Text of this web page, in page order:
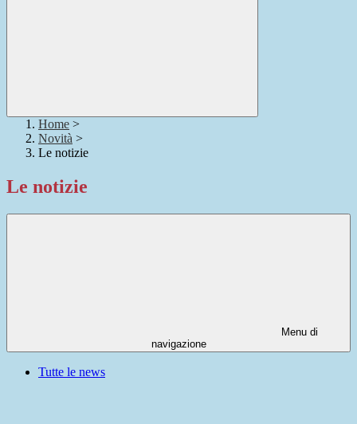
Home >
Novità >
Le notizie
Le notizie
Menu di
navigazione
Tutte le news